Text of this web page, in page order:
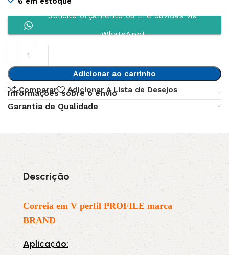
Solicite orçamento ou tire dúvidas via
WhatsApp!
Adicionar ao carrinho
Comparar
Adicionar à Lista de Desejos
Informações sobre o envio
Garantia de Qualidade
Descrição
Correia em V perfil PROFILE marca
BRAND
Aplicação: